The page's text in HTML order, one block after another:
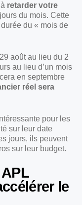
retarder votre
du mois. Cette
du « mois de
août au lieu du 2
au lieu d’un mois
en septembre
réel sera
pour les
sur leur date
jours, ils peuvent
sur leur budget.
le